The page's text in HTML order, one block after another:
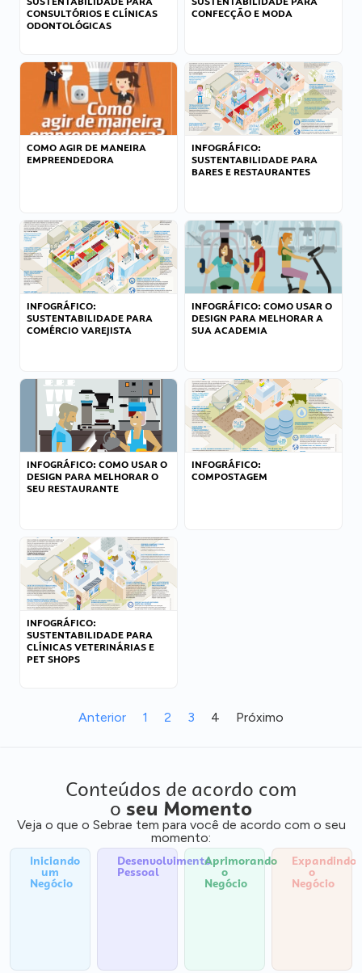
CONSULTÓRIOS E CLÍNICAS
ODONTOLÓGICAS
CONFECÇÃO E MODA
COMO AGIR DE MANEIRA
EMPREENDEDORA
INFOGRÁFICO:
SUSTENTABILIDADE PARA
BARES E RESTAURANTES
INFOGRÁFICO:
SUSTENTABILIDADE PARA
COMÉRCIO VAREJISTA
INFOGRÁFICO: COMO USAR O
DESIGN PARA MELHORAR A
SUA ACADEMIA
INFOGRÁFICO: COMO USAR O
DESIGN PARA MELHORAR O
SEU RESTAURANTE
INFOGRÁFICO:
COMPOSTAGEM
INFOGRÁFICO:
SUSTENTABILIDADE PARA
CLÍNICAS VETERINÁRIAS E
PET SHOPS
Anterior 1 2 3 4 Próximo
Conteúdos de acordo com
o seu Momento
Veja o que o Sebrae tem para você de acordo com o seu
momento:
Iniciando
um
Negócio
Desenvolvimento
Pessoal
Aprimorando
o
Negócio
Expandindo
o
Negócio